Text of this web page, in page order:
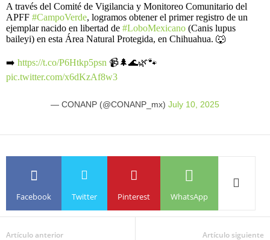
A través del Comité de Vigilancia y Monitoreo Comunitario del
APFF #CampoVerde, logramos obtener el primer registro de un
ejemplar nacido en libertad de #LoboMexicano (Canis lupus
baileyi) en esta Área Natural Protegida, en Chihuahua. 🐺
➡️ https://t.co/P6Htkp5psn 📹🌲🌊🌿🐾
pic.twitter.com/x6dKzAf8w3
— CONANP (@CONANP_mx) July 10, 2025
Facebook Twitter Pinterest WhatsApp
Artículo anterior Artículo siguiente